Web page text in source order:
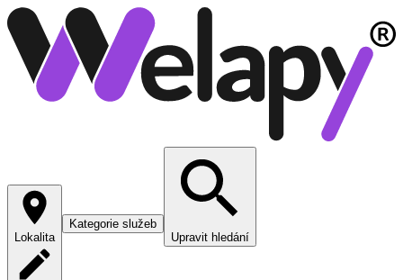
Lokalita
Kategorie služeb
Upravit hledání